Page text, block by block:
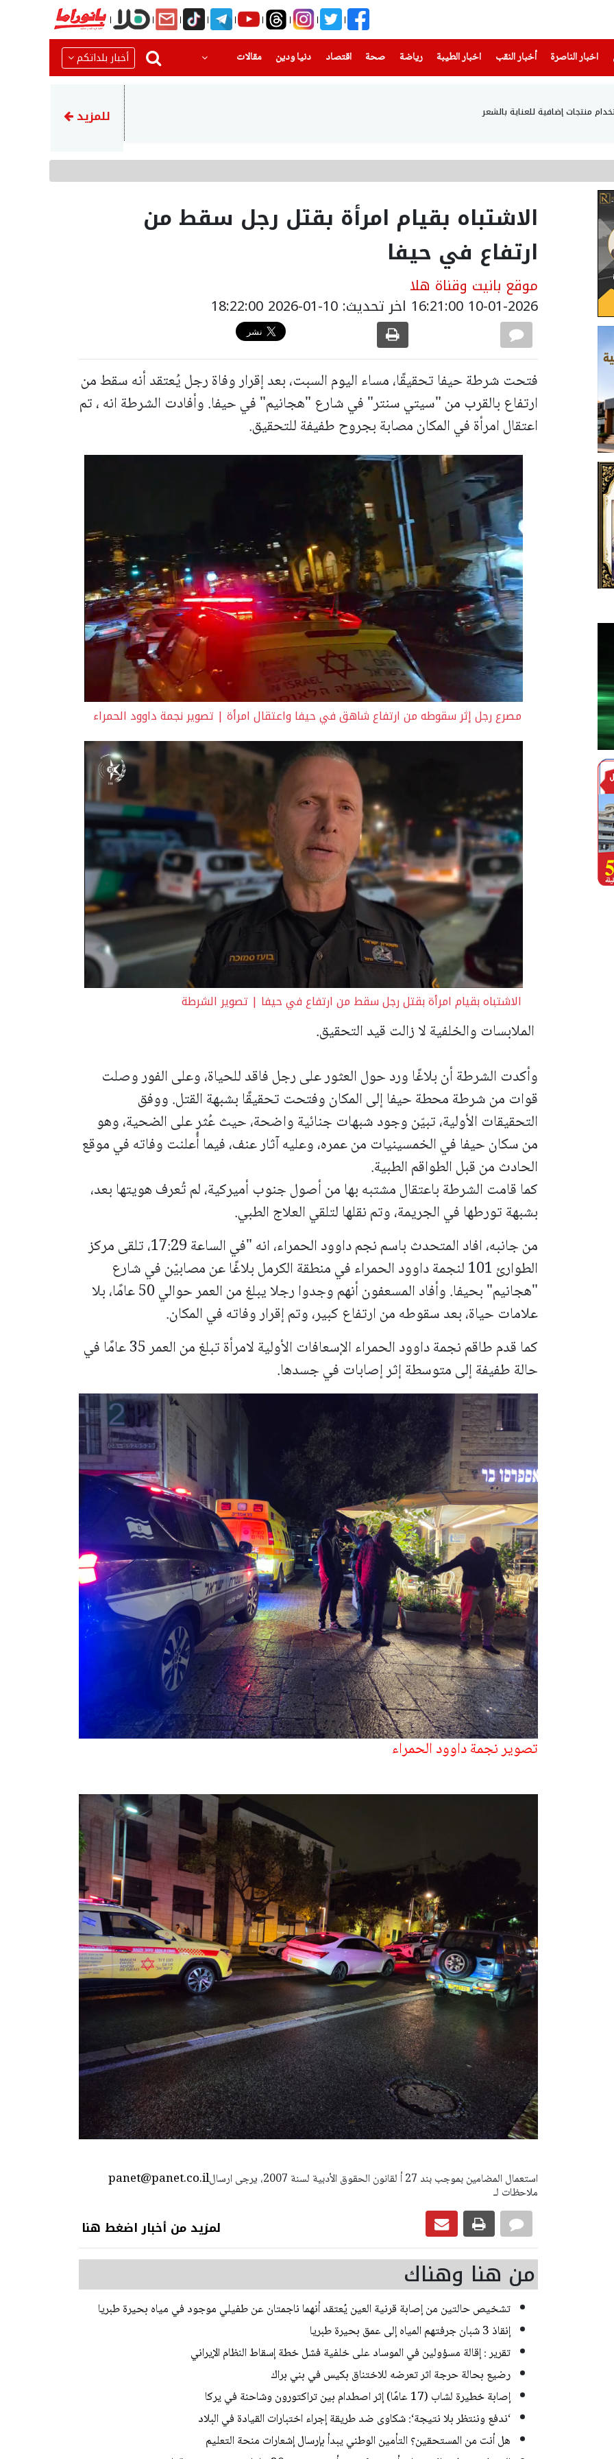
اخبار الناصرة
(current) أخبار النقب اخبار الطيبة(current) رياضة
(current) صحة(current) اقتصاد دنيا ودين
(current) مقالات أخبار بلداتكم
منتجات إضافية للعناية بالشعر وزارة الصحة تحذّر الجمهور من
للمزيد
الاشتباه بقيام امرأة بقتل رجل سقط من
ارتفاع في حيفا
موقع بانيت وقناة هلا
10-01-2026 16:21:00 اخر تحديث: 10-01-2026 18:22:00
فتحت شرطة حيفا تحقيقًا، مساء اليوم السبت، بعد إقرار وفاة رجل يُعتقد أنه سقط من
ارتفاع بالقرب من "سيتي سنتر" في شارع "هجانيم" في حيفا. وأفادت الشرطة انه ، تم
اعتقال امرأة في المكان مصابة بجروح طفيفة للتحقيق.
مصرع رجل إثر سقوطه من ارتفاع شاهق في حيفا واعتقال امرأة | تصوير نجمة داوود الحمراء
الاشتباه بقيام امرأة بقتل رجل سقط من ارتفاع في حيفا | تصوير الشرطة
الملابسات والخلفية لا زالت قيد التحقيق.
وأكدت الشرطة أن بلاغًا ورد حول العثور على رجل فاقد للحياة، وعلى الفور وصلت
قوات من شرطة محطة حيفا إلى المكان وفتحت تحقيقًا بشبهة القتل. ووفق
التحقيقات الأولية، تبيّن وجود شبهات جنائية واضحة، حيث عُثر على الضحية، وهو
من سكان حيفا في الخمسينيات من عمره، وعليه آثار عنف، فيما أُعلنت وفاته في موقع
الحادث من قبل الطواقم الطبية.
كما قامت الشرطة باعتقال مشتبه بها من أصول جنوب أميركية، لم تُعرف هويتها بعد،
بشبهة تورطها في الجريمة، وتم نقلها لتلقي العلاج الطبي.
من جانبه، افاد المتحدث باسم نجم داوود الحمراء، انه "في الساعة 17:29، تلقى مركز
الطوارئ 101 لنجمة داوود الحمراء في منطقة الكرمل بلاغًا عن مصابيْن في شارع
"هجانيم" بحيفا. وأفاد المسعفون أنهم وجدوا رجلا يبلغ من العمر حوالي 50 عامًا، بلا
علامات حياة، بعد سقوطه من ارتفاع كبير، وتم إقرار وفاته في المكان.
كما قدم طاقم نجمة داوود الحمراء الإسعافات الأولية لامرأة تبلغ من العمر 35 عامًا في
حالة طفيفة إلى متوسطة إثر إصابات في جسدها.
تصوير نجمة داوود الحمراء
panet@panet.co.ilاستعمال المضامين بموجب بند 27 أ لقانون الحقوق الأدبية لسنة 2007، يرجى ارسال
ملاحظات لـ
لمزيد من أخبار اضغط هنا
من هنا وهناك
تشخيص حالتين من إصابة قرنية العين يُعتقد أنهما ناجمتان عن طفيلي موجود في مياه بحيرة طبريا
إنقاذ 3 شبان جرفتهم المياه إلى عمق بحيرة طبريا
تقرير : إقالة مسؤولين في الموساد على خلفية فشل خطة إسقاط النظام الإيراني
رضيع بحالة حرجة اثر تعرضه للاختناق بكيس في بني براك
إصابة خطيرة لشاب (17 عامًا) إثر اصطدام بين تراكتورون وشاحنة في يركا
‘ندفع وننتظر بلا نتيجة‘: شكاوى ضد طريقة إجراء اختبارات القيادة في البلاد
هل أنت من المستحقين؟ التأمين الوطني يبدأ بإرسال إشعارات منحة التعليم